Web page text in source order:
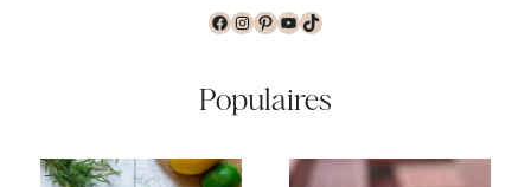
Facebook InstagramPinterest YouTubeTikTok
Populaires